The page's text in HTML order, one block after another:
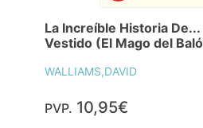
La Increíble Historia
Vestido (El Mago del
WALLIAMS,DAVID
PVP. 10,95€